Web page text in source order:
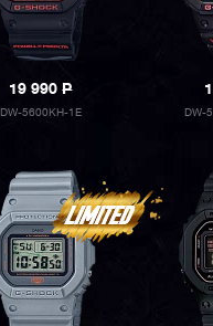
19 990P
DW-5600KH-1E DW-